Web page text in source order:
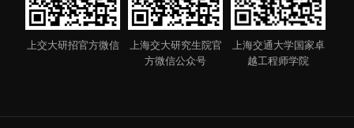
上交大研招官方微信
上海交大研究生院官
方微信公众号
上海交通大学国家卓
越工程师学院